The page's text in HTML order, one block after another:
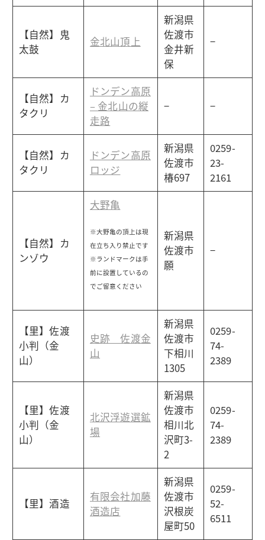
【自然】鬼
太鼓
金北山頂上
新潟県
佐渡市
金井新
保
−
【自然】カ
タクリ
ドンデン高原
– 金北山の縦
走路
− −
【自然】カ
タクリ
ドンデン高原
ロッジ
新潟県
佐渡市
椿697
0259-
23-
2161
【自然】カ
ンゾウ
大野亀
※大野亀の頂上は現
在立ち入り禁止です
※ランドマークは手
前に設置しているの
でご留意ください
新潟県
佐渡市
願
−
【里】佐渡
小判（金
山）
史跡 佐渡金
山
新潟県
佐渡市
下相川
1305
0259-
74-
2389
【里】佐渡
小判（金
山）
北沢浮遊選鉱
場
新潟県
佐渡市
相川北
沢町3-
2
0259-
74-
2389
【里】酒造
有限会社加藤
酒造店
新潟県
佐渡市
沢根炭
屋町50
0259-
52-
6511